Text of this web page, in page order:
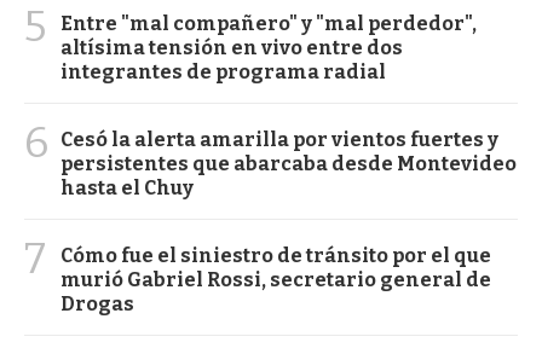
5
Entre "mal compañero" y "mal perdedor",
altísima tensión en vivo entre dos
integrantes de programa radial
6
Cesó la alerta amarilla por vientos fuertes y
persistentes que abarcaba desde Montevideo
hasta el Chuy
7
Cómo fue el siniestro de tránsito por el que
murió Gabriel Rossi, secretario general de
Drogas